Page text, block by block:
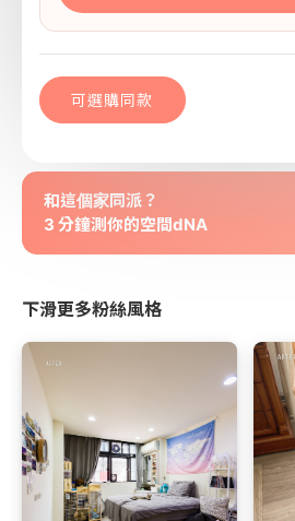
可選購同款
和這個家同派？
3 分鐘測你的空間dNA
下滑更多粉絲風格